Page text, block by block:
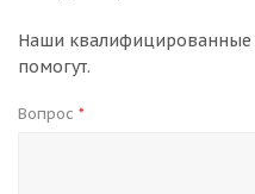
Наши квалифицированные
помогут.
Вопрос *